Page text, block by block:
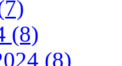
(8)
(8)